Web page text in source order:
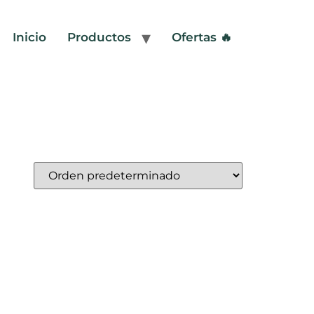
Inicio Productos Ofertas 🔥